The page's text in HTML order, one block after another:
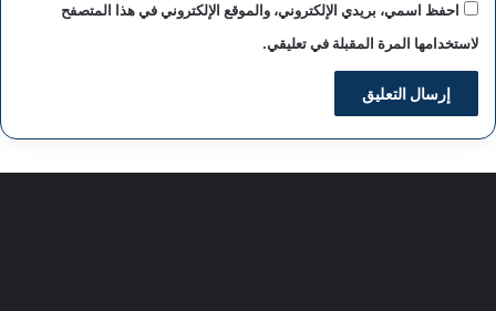
احفظ اسمي، بريدي الإلكتروني، والموقع الإلكتروني في هذا المتصفح
لاستخدامها المرة المقبلة في تعليقي.